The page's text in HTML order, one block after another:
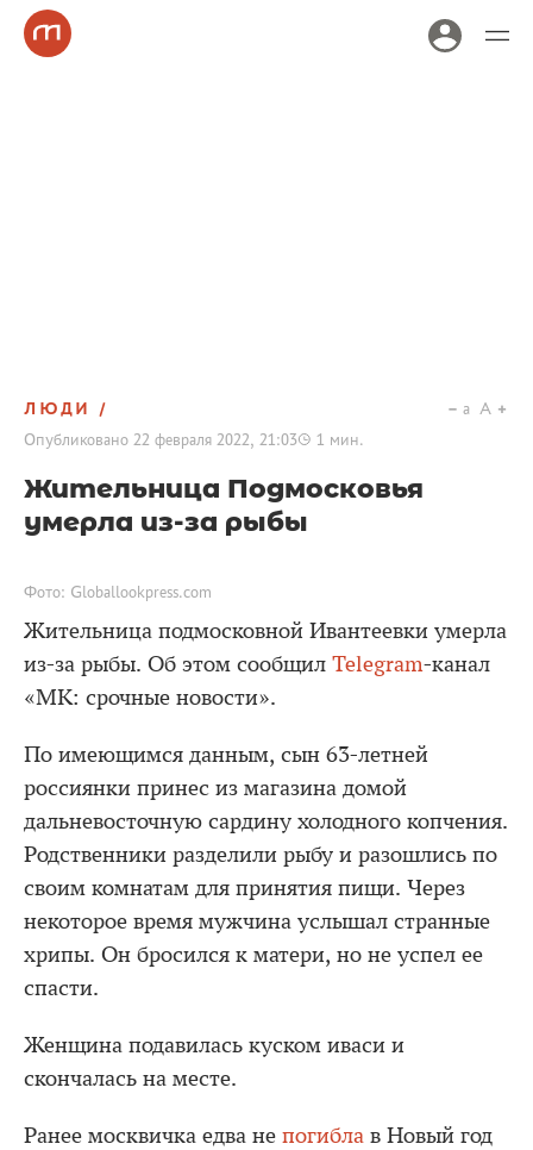
ЛЮДИ
Опубликовано 22 февраля 2022, 21:03 1 мин.
a A
Жительница Подмосковья
умерла из-за рыбы
Фото: Globallookpress.com
Жительница подмосковной Ивантеевки умерла
из-за рыбы. Об этом сообщил Telegram-канал
«МК: срочные новости».
По имеющимся данным, сын 63-летней
россиянки принес из магазина домой
дальневосточную сардину холодного копчения.
Родственники разделили рыбу и разошлись по
своим комнатам для принятия пищи. Через
некоторое время мужчина услышал странные
хрипы. Он бросился к матери, но не успел ее
спасти.
Женщина подавилась куском иваси и
скончалась на месте.
Ранее москвичка едва не погибла в Новый год